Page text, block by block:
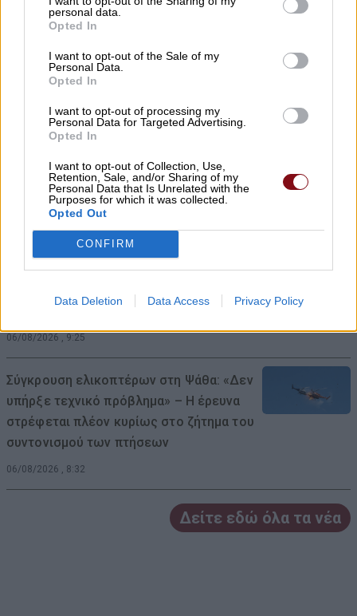
personal data.
Opted In
I want to opt-out of the Sale of my
Personal Data.
Opted In
I want to opt-out of processing my
Personal Data for Targeted Advertising.
Opted In
I want to opt-out of Collection, Use,
Retention, Sale, and/or Sharing of my
Personal Data that Is Unrelated with the
Purposes for which it was collected.
Opted Out
CONFIRM
Data Deletion Data Access Privacy Policy
06/08/2026 , 10:00
δολοφόνησαν τα τέσσερα παιδιά της
οικογένειας πριν βάλουν τέλος στη ζωή
06/08/2026 , 9:29
Θ. Αδαμόπουλος: Μήπως ναρκοθετείται ο
προϋπολογισμός των επόμενων ετών;
Η Μητρόπολη δώρισε 40 κράνη μηχανής
06/08/2026 , 9:25
Σύγκρουση ελικοπτέρων στη Ψάθα: «Δεν
υπήρξε τεχνικό πρόβλημα» – Η έρευνα
στρέφεται πλέον κυρίως στο ζήτημα του
συντονισμού των πτήσεων
06/08/2026 , 8:32
Δείτε εδώ όλα τα νέα